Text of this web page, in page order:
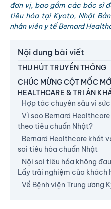
đơn vị, bao gồm các bác sĩ
tiêu hóa tại Kyoto, Nhật
nhân viên y tế Bernard
Nội dung bài viết
THU HÚT TRUYỀN THÔNG
CHÚC MỪNG CỘT MỐC
HEALTHCARE & TRI ÂN
Hợp tác chuyên sâu vì
Vì sao Bernard
theo tiêu chuẩn Nhật?
Bernard Healthcare khát
soi tiêu hóa chuẩn Nhật
Nội soi tiêu hóa không
Lấy trải nghiệm của khách
Về Bệnh viện Trung ương